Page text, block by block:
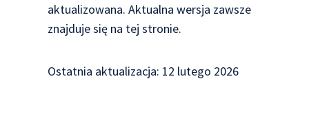
aktualizowana. Aktualna wersja zawsze
znajduje się na tej stronie.
Ostatnia aktualizacja: 12 lutego 2026